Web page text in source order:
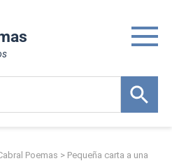
Poemas > Pequeña carta a una